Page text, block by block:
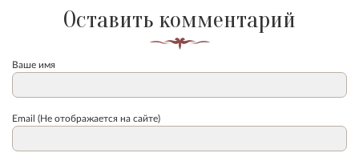
Оставить комментарий
Ваше имя
Email (Не отображается на сайте)